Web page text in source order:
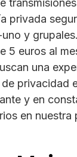
privada
y
5 euros al
una
privacidad
y en
en